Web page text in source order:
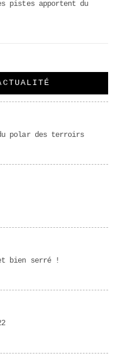
pistes apportent du
polar des terroirs
bien serré !